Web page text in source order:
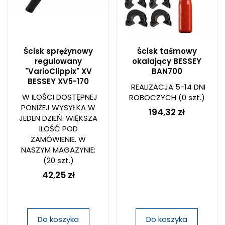
Ścisk sprężynowy
regulowany
"VarioClippix" XV
BESSEY XV5-170
W ILOŚCI DOSTĘPNEJ
PONIŻEJ WYSYŁKA W
JEDEN DZIEŃ. WIĘKSZA
ILOŚĆ POD
ZAMÓWIENIE. W
NASZYM MAGAZYNIE:
(20 szt.)
42,25 zł
Do koszyka
Ścisk taśmowy
okalający BESSEY
BAN700
REALIZACJA 5-14 DNI
ROBOCZYCH(0 szt.)
194,32 zł
Do koszyka